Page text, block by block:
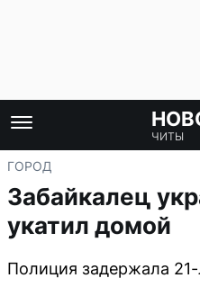
ЧИТЫ
ГОРОД
Забайкалец
укатил домой
Полиция задержала